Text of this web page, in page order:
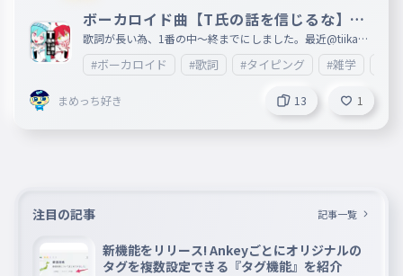
ボーカロイド曲【T氏の話を信じるな】歌
詞1番(中〜終)
歌詞が長い為、1番の中〜終までにしました。最近@tiikawa
_loveが歌うようになってきたので、 あとカラオケ🎤もこれ
歌ったことあるのでこれにしました。歌詞が長いので、文字
が間違えてしまっているところが複数あると思います。ご了
承ください。 何ありましたら、情報が入り次第ここに載せ
ますので、ご了承ください。次回は2番目以降を制作します
。すごいと思ったら❤をお願いします。皆様の御感想等楽し
みに待っております。 妹垢:http://ankey.io/@tiikawa_love
#ボーカロイド #歌詞 #タイピング #雑学
まめっち好き 13 1
注目の記事 記事一覧
新機能をリリース! Ankeyごとにオリジナルの
タグを複数設定できる『タグ機能』を紹介